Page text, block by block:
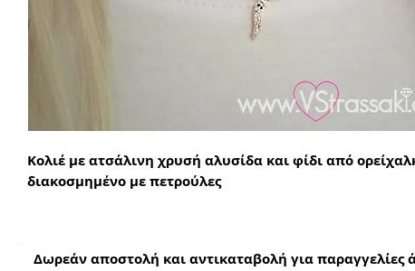
Κολιέ με ατσάλινη χρυσή αλυσίδα και φίδι από
διακοσμημένο με πετρούλες
Δωρεάν αποστολή και αντικαταβολή για παραγγελίες